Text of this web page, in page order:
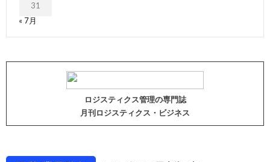
31
« 7月
ロジスティクス管理の専門誌
月刊ロジスティクス・ビジネス